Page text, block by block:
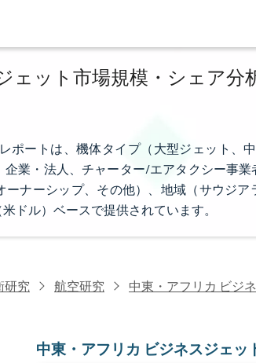
ェット市場規模・シェア分
ポートは、機体タイプ（大型ジェット、
企業・法人、チャーター/エアタクシー事
ナーシップ、その他）、地域（サウジア
ドル）ベースで提供されています。
研究 航空研究 中東・アフリカ ビジ
中東・アフリカ ビジネスジェッ